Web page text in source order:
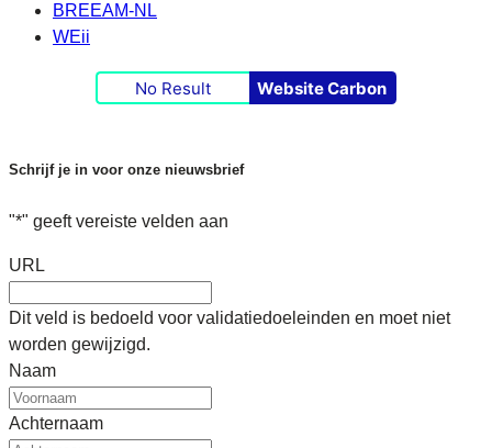
BREEAM-NL
WEii
No Result Website Carbon
Schrijf je in voor onze nieuwsbrief
"*" geeft vereiste velden aan
URL
Dit veld is bedoeld voor validatiedoeleinden en moet niet
worden gewijzigd.
Naam
Achternaam